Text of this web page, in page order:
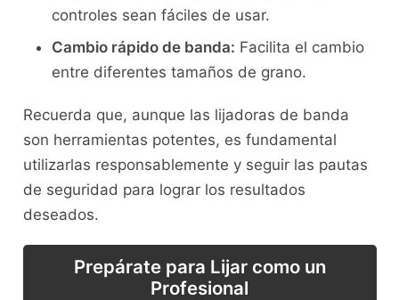
controles sean fáciles de usar.
Cambio rápido de banda: Facilita el cambio
entre diferentes tamaños de grano.
Recuerda que, aunque las lijadoras de banda
son herramientas potentes, es fundamental
utilizarlas responsablemente y seguir las pautas
de seguridad para lograr los resultados
deseados.
Prepárate para Lijar como un
Profesional